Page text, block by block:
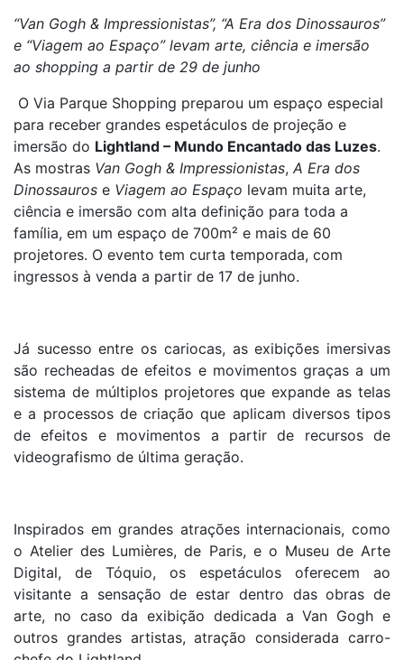
“Van Gogh & Impressionistas”, “A Era dos Dinossauros”
e “Viagem ao Espaço” levam arte, ciência e imersão
ao shopping a partir de 29 de junho
O Via Parque Shopping preparou um espaço especial
para receber grandes espetáculos de projeção e
imersão do Lightland – Mundo Encantado das Luzes.
As mostras Van Gogh & Impressionistas, A Era dos
Dinossauros e Viagem ao Espaço levam muita arte,
ciência e imersão com alta definição para toda a
família, em um espaço de 700m² e mais de 60
projetores. O evento tem curta temporada, com
ingressos à venda a partir de 17 de junho.
Já sucesso entre os cariocas, as exibições imersivas
são recheadas de efeitos e movimentos graças a um
sistema de múltiplos projetores que expande as telas
e a processos de criação que aplicam diversos tipos
de efeitos e movimentos a partir de recursos de
videografismo de última geração.
Inspirados em grandes atrações internacionais, como
o Atelier des Lumières, de Paris, e o Museu de Arte
Digital, de Tóquio, os espetáculos oferecem ao
visitante a sensação de estar dentro das obras de
arte, no caso da exibição dedicada a Van Gogh e
outros grandes artistas, atração considerada carro-